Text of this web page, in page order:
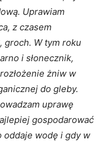
Uprawiam
z czasem
groch. W tym roku
i słonecznik,
żniw w
do gleby.
uprawę
gospodarować
oddaje wodę i gdy w